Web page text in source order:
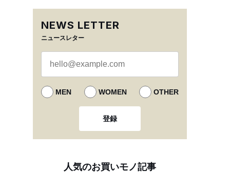
NEWS LETTER
ニュースレター
MEN WOMEN OTHER
登録
人気のお買いモノ記事